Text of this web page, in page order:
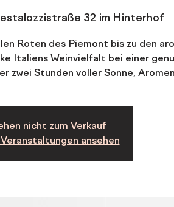
32 im Hinterhof
Roten des Piemont bis zu den
Italiens Weinvielfalt bei einer
zwei Stunden voller Sonne,
nicht zum Verkauf
ansehen